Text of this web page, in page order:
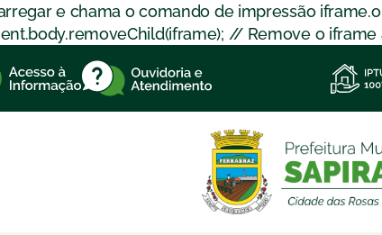
e chama o comando de impressão
// Remove o iframe